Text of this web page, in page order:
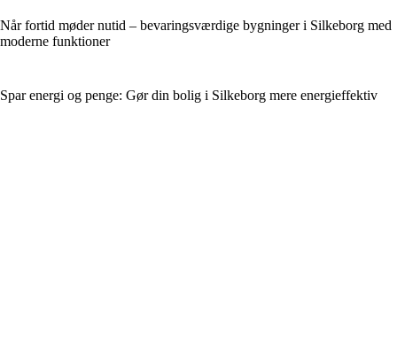
Når fortid møder nutid – bevaringsværdige bygninger i Silkeborg med
moderne funktioner
Spar energi og penge: Gør din bolig i Silkeborg mere energieffektiv